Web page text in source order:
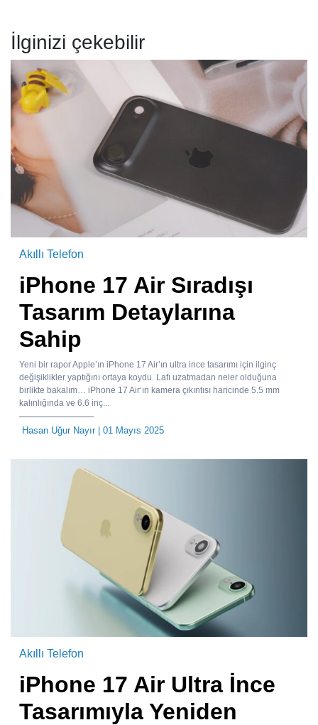
İlginizi çekebilir
Akıllı Telefon
iPhone 17 Air Sıradışı
Tasarım Detaylarına
Sahip
Yeni bir rapor Apple’ın iPhone 17 Air’ın ultra ince tasarımı için ilginç
değişiklikler yaptığını ortaya koydu. Lafı uzatmadan neler olduğuna
birlikte bakalım… iPhone 17 Air‘ın kamera çıkıntısı haricinde 5.5 mm
kalınlığında ve 6.6 inç...
Hasan Uğur Nayır| 01 Mayıs 2025
Akıllı Telefon
iPhone 17 Air Ultra İnce
Tasarımıyla Yeniden